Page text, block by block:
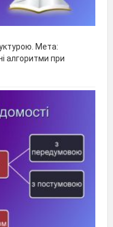
Мета:
алгоритми при